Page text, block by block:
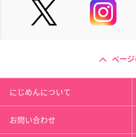
ペー
にじめんについて
お問い合わせ